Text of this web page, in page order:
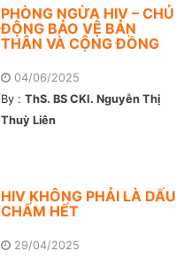
PHÒNG NGỪA HIV – CHỦ
ĐỘNG BẢO VỆ BẢN
THÂN VÀ CỘNG ĐỒNG
04/06/2025
By :ThS. BS CKI. Nguyễn Thị
Thuỳ Liên
HIV KHÔNG PHẢI LÀ DẤU
CHẤM HẾT
29/04/2025